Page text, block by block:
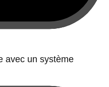
avec un système